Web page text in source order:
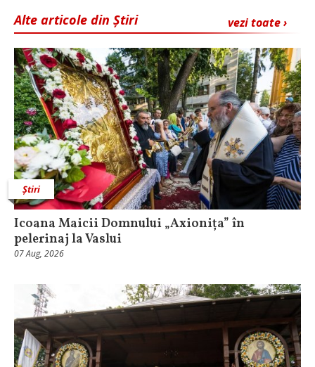
vezi toate ›
Alte articole din Știri
Știri
Icoana Maicii Domnului „Axionița” în
pelerinaj la Vaslui
07 Aug, 2026